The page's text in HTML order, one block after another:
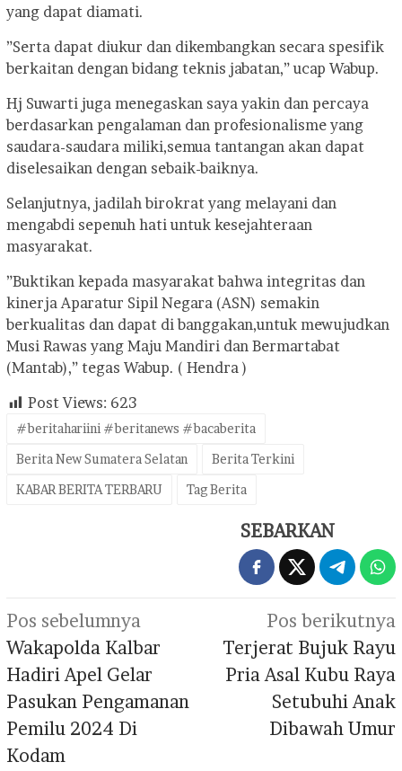
yang dapat diamati.
”Serta dapat diukur dan dikembangkan secara spesifik
berkaitan dengan bidang teknis jabatan,” ucap Wabup.
Hj Suwarti juga menegaskan saya yakin dan percaya
berdasarkan pengalaman dan profesionalisme yang
saudara-saudara miliki,semua tantangan akan dapat
diselesaikan dengan sebaik-baiknya.
Selanjutnya, jadilah birokrat yang melayani dan
mengabdi sepenuh hati untuk kesejahteraan
masyarakat.
”Buktikan kepada masyarakat bahwa integritas dan
kinerja Aparatur Sipil Negara (ASN) semakin
berkualitas dan dapat di banggakan,untuk mewujudkan
Musi Rawas yang Maju Mandiri dan Bermartabat
(Mantab),” tegas Wabup. ( Hendra )
Post Views: 623
#beritahariini #beritanews #bacaberita
Berita New Sumatera Selatan
Berita Terkini
KABAR BERITA TERBARU
Tag Berita
SEBARKAN
Navigasi
pos
Pos sebelumnya
Wakapolda Kalbar
Hadiri Apel Gelar
Pasukan Pengamanan
Pemilu 2024 Di
Kodam
Pos berikutnya
Terjerat Bujuk Rayu
Pria Asal Kubu Raya
Setubuhi Anak
Dibawah Umur